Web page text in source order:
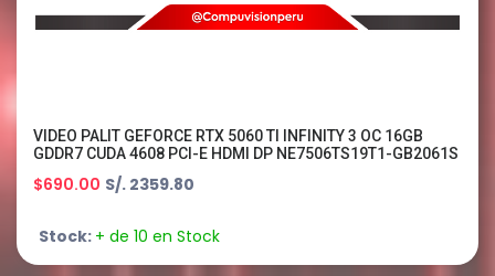
VIDEO PALIT GEFORCE RTX 5060 TI INFINITY 3 OC 16GB
GDDR7 CUDA 4608 PCI-E HDMI DP NE7506TS19T1-GB2061S
$690.00 S/. 2359.80
Stock: + de 10 en Stock